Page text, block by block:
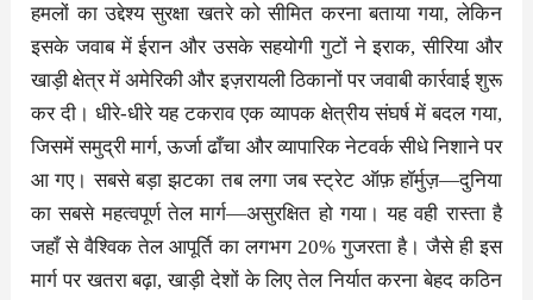
हमलों का उद्देश्य सुरक्षा खतरे को सीमित करना बताया गया, लेकिन
इसके जवाब में ईरान और उसके सहयोगी गुटों ने इराक, सीरिया और
खाड़ी क्षेत्र में अमेरिकी और इज़रायली ठिकानों पर जवाबी कार्रवाई शुरू
कर दी। धीरे-धीरे यह टकराव एक व्यापक क्षेत्रीय संघर्ष में बदल गया,
जिसमें समुद्री मार्ग, ऊर्जा ढाँचा और व्यापारिक नेटवर्क सीधे निशाने पर
आ गए। सबसे बड़ा झटका तब लगा जब स्ट्रेट ऑफ़ हॉर्मुज़—दुनिया
का सबसे महत्वपूर्ण तेल मार्ग—असुरक्षित हो गया। यह वही रास्ता है
जहाँ से वैश्विक तेल आपूर्ति का लगभग 20% गुजरता है। जैसे ही इस
मार्ग पर खतरा बढ़ा, खाड़ी देशों के लिए तेल निर्यात करना बेहद कठिन